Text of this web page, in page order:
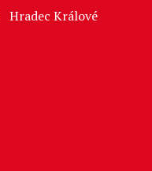
Hradec Králové